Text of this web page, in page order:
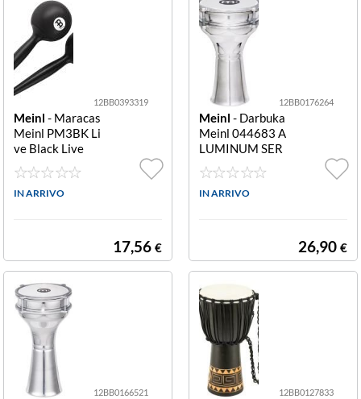
12BB0393319
Meinl - Maracas
Meinl PM3BK Li
ve Black Live
IN ARRIVO
17,56 €
12BB0176264
Meinl - Darbuka
Meinl 044683 A
LUMINUM SER
IES He 100 Silv
er He 100
IN ARRIVO
26,90 €
12BB0166521 12BB0127833